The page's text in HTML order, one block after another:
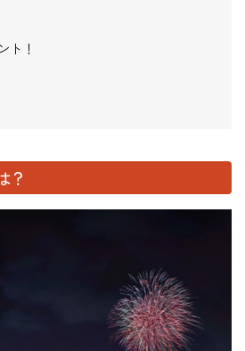
ト！
？